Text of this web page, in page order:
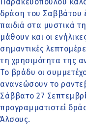
δράση του Σαββάτου
παιδιά στα μυστικά
μάθουν και οι
σημαντικές
τη χρησιμότητα της
Το βράδυ οι
ανανεώσουν το
Σάββατο 27
προγραμματιστεί
Άλσους.